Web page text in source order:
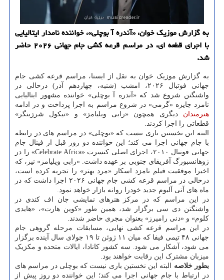
به گزارش موزیک خوان، «آندره آ بوچلی»، خواننده نامدار ایتالیایی
با اجرای قطعه ای، در مراسم قرعه کشی جام جهانی ۲۰۲۶ حاضر
شد.
به گزارش موزیک خوان به نقل از ایسنا، مراسم قرعه کشی جام
جهانی فوتبال ۲۰۲۶، امشب (شنبه، چهاردهم آذر) درحالی در
واشنگتن شروع شد که «آندره آ بوچلی» خواننده مشهور ایتالیایی
نامزد جایزه «گرمی» در شروع مراسم به اجرا پرداخت و در ادامه
هنرمندان دیگری همچون «رابی ویلیامز» و «نیکول شرزینگر»
قطعاتی را اجرا کردند.
البته این نخستین باری نیست که «بوچلی» در مراسم های در رابطه
با جام جهانی اجرا می کند؛ این خواننده دو روز قبل از فینال جام
جهانی فوتبال ۲۰۱۰، اجرای اصلی کنسرت «Celebrate Africa» را در
ژوهانسبورگ آفریقای جنوبی بر عهده داشت. «رابی ویلیامز» نیز، که
اخیرا موفقیت فیلم نامزد اسکار «مرد بهتر» را تجربه کرده است،
درحالی در مراسم قرعه کشی جام جهانی ۲۰۲۶ اجرا داشت که در
ماه های آتی آلبوم جدید خودرا روانه بازار خواهد نمود.
در این مراسم که در مرکز هنرهای نمایشی جان اف کندی در
واشنگتن دی سی برگزار شد، همین طور «کوین هارت»، «هایدی
کلوم» و «دنی رامیرز» بعنوان مجری حاضر شدند.
در این مراسم قرعه کشی نهایی، مسابقات مرحله گروهی جام
جهانی ۴۸ تیمی فیفا که میان ۱۱ ژوئن تا ۱۹ جولای سال آینده برگزار
می شود، آشکار می شود. سه کشور کانادا، ایالات متحده و مکزیک
میزبان مشترک این رقابت خواهند بود.
بطور خلاصه البته این نخستین باری نیست که بوچلی در مراسم های
در ارتباط با جام جهانی اجرا می کند؛ این خواننده دو روز پیش از